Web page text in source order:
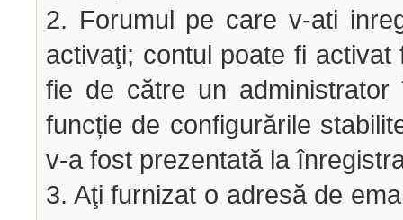
2. Forumul pe care v-ati
activaţi; contul poate fi
fie de către un
funcție de configurările
v-a fost prezentată la
3. Aţi furnizat o adresă de